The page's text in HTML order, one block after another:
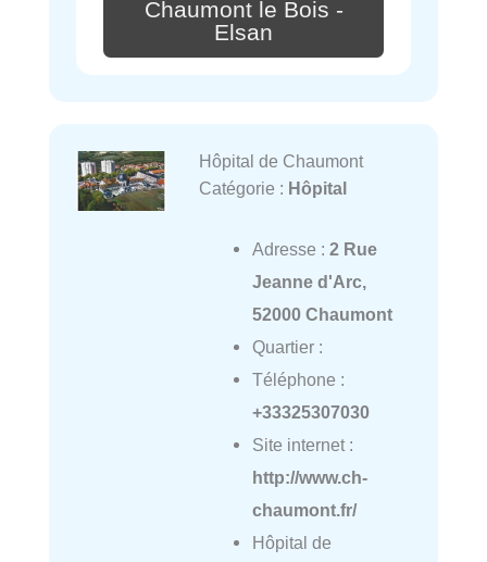
Chaumont le Bois -
Elsan
Hôpital de Chaumont
Catégorie : Hôpital
Adresse : 2 Rue
Jeanne d'Arc,
52000 Chaumont
Quartier :
Téléphone :
+33325307030
Site internet :
http://www.ch-
chaumont.fr/
Hôpital de